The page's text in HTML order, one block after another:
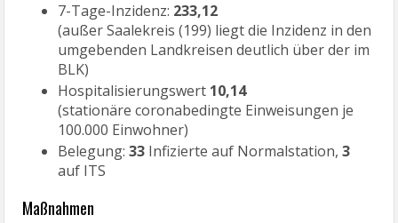
7-Tage-Inzidenz: 233,12
(außer Saalekreis (199) liegt die Inzidenz in den
umgebenden Landkreisen deutlich über der im
BLK)
Hospitalisierungswert 10,14
(stationäre coronabedingte Einweisungen je
100.000 Einwohner)
Belegung: 33 Infizierte auf Normalstation,3
auf ITS
Maßnahmen